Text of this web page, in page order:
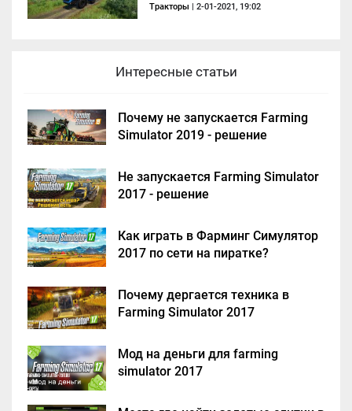
Тракторы | 2-01-2021, 19:02
Интересные статьи
Почему не запускается Farming
Simulator 2019 - решение
Не запускается Farming Simulator
2017 - решение
Как играть в Фарминг Симулятор
2017 по сети на пиратке?
Почему дергается техника в
Farming Simulator 2017
Мод на деньги для farming
simulator 2017